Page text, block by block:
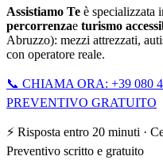
Assistiamo Te è specializzata
percorrenzae turismo
Abruzzo): mezzi attrezzati,
con operatore reale.
📞 CHIAMA ORA: +39 080
PREVENTIVO GRATUITO
⚡ Risposta entro 20 minuti ·
Preventivo scritto e gratuito